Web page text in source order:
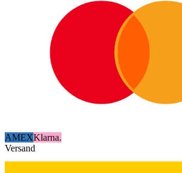
AMEXKlarna.
Versand